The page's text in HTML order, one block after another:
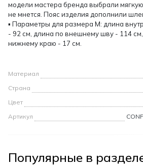
модели мастера бренда выбрали
не мнется. Пояс изделия дополнили
▪ Параметры для размера М: длина
- 92 см, длина по внешнему шву - 114
нижнему краю - 17 см.
Материал
Страна
Цвет
Артикул
Популярные в